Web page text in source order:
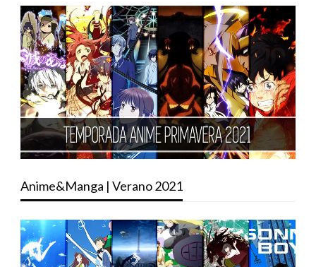
Anime&Manga | Verano 2021